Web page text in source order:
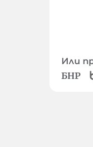
Или
БНР